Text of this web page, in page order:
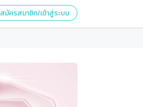
สมัครสมาชิก/เข้าสู่ระบบ